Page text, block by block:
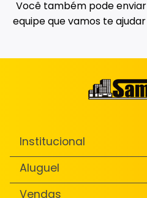
Você também pode
equipe que vamos te
Institucional
Aluguel
Vendas